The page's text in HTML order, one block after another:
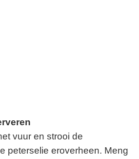
vuur en strooi de
peterselie eroverheen. Meng